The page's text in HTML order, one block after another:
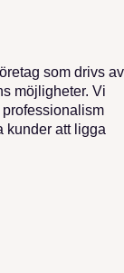
som drivs av
möjligheter. Vi
kunder att ligga